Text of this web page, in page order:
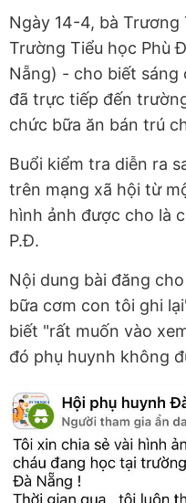
Ngày 14-4, bà
Trường Tiểu học Phù
Nẵng) - cho biết sáng
đã trực tiếp đến
chức bữa ăn bán trú
Buổi kiểm tra diễn ra
trên mạng xã hội từ
hình ảnh được cho là
P.Đ.
Nội dung bài đăng
bữa cơm con tôi ghi
biết "rất muốn vào
đó phụ huynh không